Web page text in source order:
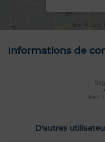
Informations de
Réf:
D'autres